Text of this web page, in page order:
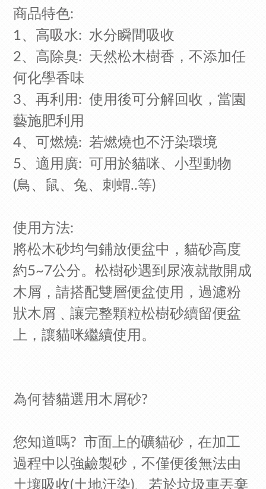
商品特色:
1、高吸水: 水分瞬間吸收
2、高除臭: 天然松木樹香，不添加任
何化學香味
3、再利用: 使用後可分解回收，當園
藝施肥利用
4、可燃燒: 若燃燒也不汙染環境
5、適用廣: 可用於貓咪、小型動物
(鳥、鼠、兔、刺蝟..等)
使用方法:
將松木砂均勻鋪放便盆中，貓砂高度
約5~7公分。 松樹砂遇到尿液就散開成
木屑 ，請搭配雙層便盆使用，過濾粉
狀木屑﹑讓完整顆粒松樹砂續留便盆
上，讓貓咪繼續使用。
為何替貓選用木屑砂?
您知道嗎? 市面上的礦貓砂，在加工
過程中以強鹼製砂，不僅便後無法由
土壤吸收(土地汙染)、若於垃圾車丟棄